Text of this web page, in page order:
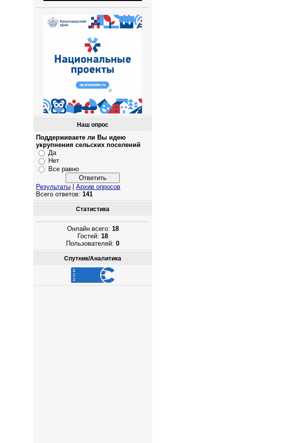
Наш опрос
Поддерживаете ли Вы идею
укрупнения сельских поселений
Да
Нет
Все равно
Результаты |Архив опросов
Всего ответов:141
Статистика
Онлайн всего: 18
Гостей:18
Пользователей:0
Спутник/Аналитика